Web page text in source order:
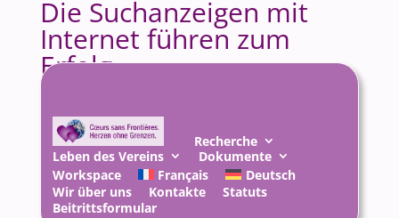
Recherche
Leben des Vereins
Dokumente
Workspace
Français
Deutsch
Wir über uns
Kontakte
Statuts
Beitrittsformular
Die Suchanzeigen mit
Internet führen zum
Erfolg
Meine lieben Schwestern,